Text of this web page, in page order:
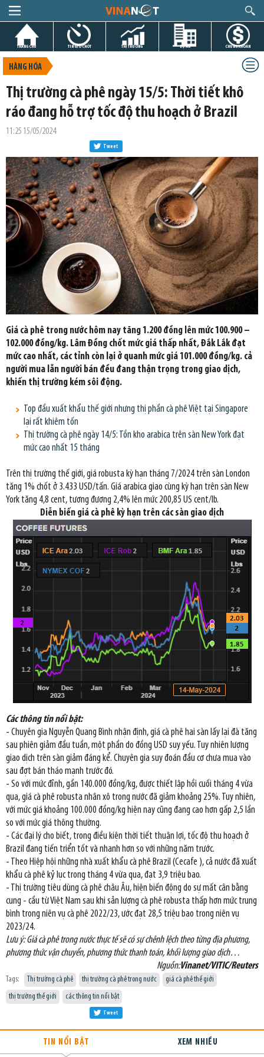
TRANG CHỦ TIN GIỜ CHÓT THỊ TRƯỜNG DỰ ÁN CHỨNG KHOÁN
HÀNG HÓA
Thị trường cà phê ngày 15/5: Thời tiết khô
ráo đang hỗ trợ tốc độ thu hoạch ở Brazil
11:25 15/05/2024
Tweet
Giá cà phê trong nước hôm nay tăng 1.200 đồng lên mức 100.900 –
102.000 đồng/kg. Lâm Đồng chốt mức giá thấp nhất, Đắk Lắk đạt
mức cao nhất, các tỉnh còn lại ở quanh mức giá 101.000 đồng/kg. cả
người mua lẫn người bán đều đang thận trọng trong giao dịch,
khiến thị trường kém sôi động.
Top đầu xuất khẩu thế giới nhưng thị phần cà phê Việt tại Singapore
lại rất khiêm tốn
Thị trường cà phê ngày 14/5: Tồn kho arabica trên sàn New York đạt
mức cao nhất 15 tháng
Trên thị trường thế giới, giá robusta kỳ hạn tháng 7/2024 trên sàn London
tăng 1% chốt ở 3.433 USD/tấn. Giá arabica giao cùng kỳ hạn trên sàn New
York tăng 4,8 cent, tương đương 2,4% lên mức 200,85 US cent/lb.
Diễn biến giá cà phê kỳ hạn trên các sàn giao dịch
Các thông tin nổi bật:
- Chuyên gia Nguyễn Quang Bình nhận định, giá cà phê hai sàn lấy lại đà tăng
sau phiên giảm đầu tuần, một phần do đồng USD suy yếu. Tuy nhiên lượng
giao dịch trên sàn giảm đáng kể. Chuyên gia suy đoán đầu cơ chưa mua vào
sau đợt bán tháo mạnh trước đó.
- So với mức đỉnh, gần 140.000 đồng/kg, được thiết lập hồi cuối tháng 4 vừa
qua, giá cà phê robusta nhân xô trong nước đã giảm khoảng 25%. Tuy nhiên,
với mức giá khoảng 100.000 đồng/kg hiện nay cũng đang cao hơn gấp 2,5 lần
so với mức giá thông thường.
- Các đại lý cho biết, trong điều kiện thời tiết thuận lợi, tốc độ thu hoạch ở
Brazil đang tiến triển tốt và nhanh hơn so với những năm trước.
- Theo Hiệp hội những nhà xuất khẩu cà phê Brazil (Cecafe ), cả nước đã xuất
khẩu cà phê kỷ lục trong tháng 4 vừa qua, đạt 3,9 triệu bao.
- Thị trường tiêu dùng cà phê châu Âu, hiện biến động do sự mất cân bằng
cung - cầu từ Việt Nam sau khi sản lượng cà phê robusta thấp hơn mức trung
bình trong niên vụ cà phê 2022/23, ước đạt 28,5 triệu bao trong niên vụ
2023/24.
Lưu ý: Giá cà phê trong nước thực tế sẽ có sự chênh lệch theo từng địa phương,
phương thức vận chuyển, phương thức thanh toán, khối lượng giao dịch…
Nguồn:Vinanet/VITIC/Reuters
Tags: Thị trường cà phê thị trường cà phê trong nước
giá cà phê thế giới
thị trường thế giới
các thông tin nổi bật
Tweet
TIN NỔI BẬT XEM NHIỀU